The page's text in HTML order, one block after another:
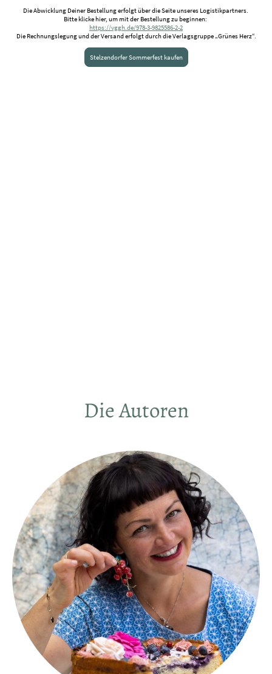
Die Abwicklung Deiner Bestellung erfolgt über die Seite unseres Logistikpartners.
Bitte klicke hier, um mit der Bestellung zu beginnen:
https://vggh.de/978-3-9825586-2-2
Die Rechnungslegung und der Versand erfolgt durch die Verlagsgruppe „Grünes Herz“.
Stelzendorfer Sommerfest kaufen
Die Autoren